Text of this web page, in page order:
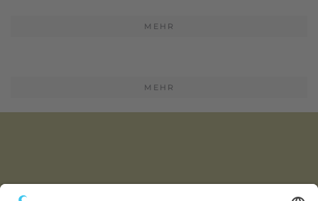
MEHR
MEHR